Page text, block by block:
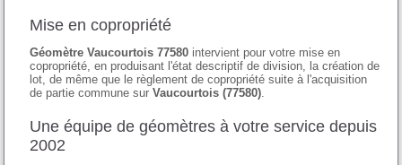
Mise en copropriété
Géomètre Vaucourtois 77580 intervient pour votre mise en
copropriété, en produisant l'état descriptif de division, la création de
lot, de même que le règlement de copropriété suite à l'acquisition
de partie commune surVaucourtois (77580).
Une équipe de géomètres à votre service depuis
2002